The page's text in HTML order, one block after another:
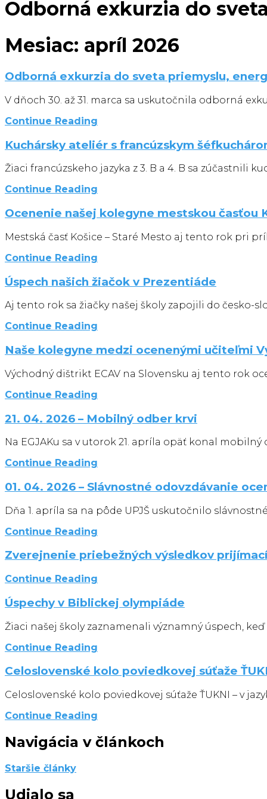
Odborná exkurzia do
Mesiac: apríl 2026
Odborná exkurzia do sveta priemyslu,
V dňoch 30. až 31. marca sa uskutočnila odborná
Continue Reading
Kuchársky ateliér s francúzskym
Žiaci francúzskeho jazyka z 3. B a 4. B sa zúčastnili
Continue Reading
Ocenenie našej kolegyne mestskou časťou
Mestská časť Košice – Staré Mesto aj tento rok pri
Continue Reading
Úspech našich žiačok v Prezentiáde
Aj tento rok sa žiačky našej školy zapojili do česko-
Continue Reading
Naše kolegyne medzi ocenenými učiteľmi
Východný dištrikt ECAV na Slovensku aj tento rok
Continue Reading
21. 04. 2026 – Mobilný odber krvi
Na EGJAKu sa v utorok 21. apríla opäť konal mobilný
Continue Reading
01. 04. 2026 – Slávnostné odovzdávanie
Dňa 1. apríla sa na pôde UPJŠ uskutočnilo
Continue Reading
Zverejnenie priebežných výsledkov
Continue Reading
Úspechy v Biblickej olympiáde
Žiaci našej školy zaznamenali významný úspech,
Continue Reading
Celoslovenské kolo poviedkovej súťaže
Celoslovenské kolo poviedkovej súťaže ŤUKNI – v
Continue Reading
Navigácia v článkoch
Staršie články
Udialo sa